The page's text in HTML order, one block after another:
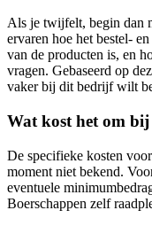
Als je twijfelt, begin dan
ervaren hoe het bestel-
van de producten is, en
vragen. Gebaseerd op
vaker bij dit bedrijf wilt
Wat kost het om bij
De specifieke kosten
moment niet bekend.
eventuele
Boerschappen zelf